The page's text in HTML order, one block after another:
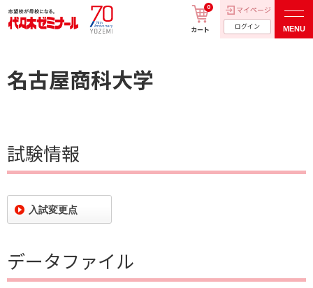
カート
0 マイページ
ログイン MENU
名古屋商科大学
試験情報
入試変更点
データファイル